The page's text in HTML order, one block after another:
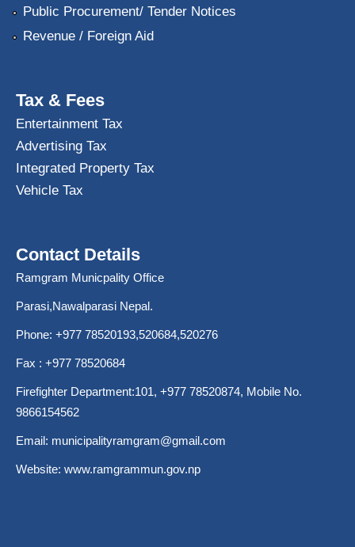
Public Procurement/ Tender Notices
Revenue / Foreign Aid
Tax & Fees
Entertainment Tax
Advertising Tax
Integrated Property Tax
Vehicle Tax
Contact Details
Ramgram Municpality Office
Parasi,Nawalparasi Nepal.
Phone: +977 78520193,520684,520276
Fax : +977 78520684
Firefighter Department:101, +977 78520874, Mobile No.
9866154562
Email: municipalityramgram@gmail.com
Website: www.ramgrammun.gov.np